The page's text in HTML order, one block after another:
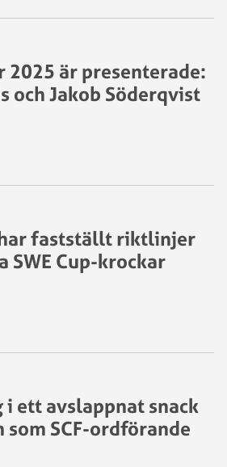
2025 är presenterade:
och Jakob Söderqvist
fastställt riktlinjer
SWE Cup-krockar
i ett avslappnat snack
som SCF-ordförande